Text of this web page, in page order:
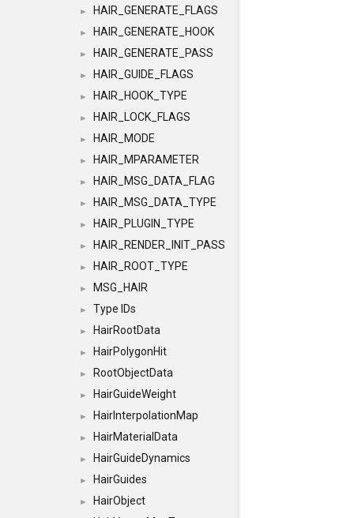
► HAIR_GENERATE_FLAGS
► HAIR_GENERATE_HOOK
► HAIR_GENERATE_PASS
► HAIR_GUIDE_FLAGS
► HAIR_HOOK_TYPE
► HAIR_LOCK_FLAGS
► HAIR_MODE
► HAIR_MPARAMETER
► HAIR_MSG_DATA_FLAG
► HAIR_MSG_DATA_TYPE
► HAIR_PLUGIN_TYPE
► HAIR_RENDER_INIT_PASS
► HAIR_ROOT_TYPE
► MSG_HAIR
► Type IDs
► HairRootData
► HairPolygonHit
► RootObjectData
► HairGuideWeight
► HairInterpolationMap
► HairMaterialData
► HairGuideDynamics
► HairGuides
►
HairObject